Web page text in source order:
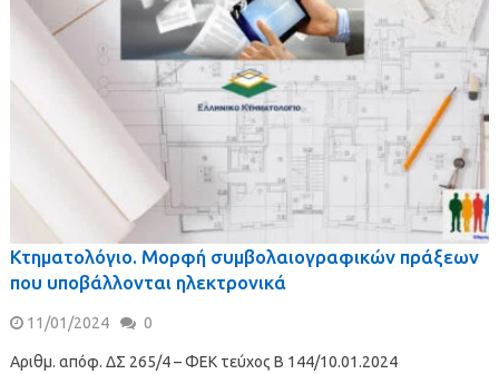
Κτηματολόγιο. Μορφή συμβολαιογραφικών πράξεων
που υποβάλλονται ηλεκτρονικά
11/01/2024 0
Αριθμ. απόφ. ΔΣ 265/4 – ΦΕΚ τεύχος Β 144/10.01.2024